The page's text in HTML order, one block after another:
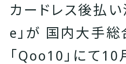
よくある質問
事業者さまは
カードレス後払
e」が 国内大手総
「Qoo10」にて10